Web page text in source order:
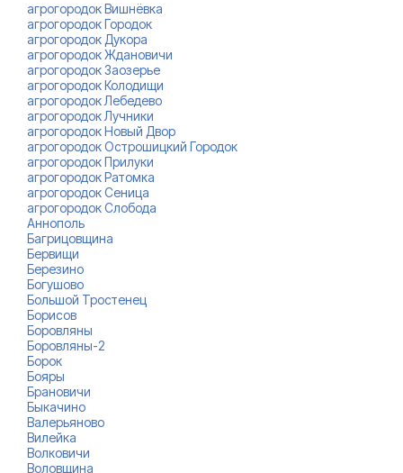
агрогородок Вишнёвка
агрогородок Городок
агрогородок Дукора
агрогородок Ждановичи
агрогородок Заозерье
агрогородок Колодищи
агрогородок Лебедево
агрогородок Лучники
агрогородок Новый Двор
агрогородок Острошицкий Городок
агрогородок Прилуки
агрогородок Ратомка
агрогородок Сеница
агрогородок Слобода
Аннополь
Багрицовщина
Бервищи
Березино
Богушово
Большой Тростенец
Борисов
Боровляны
Боровляны-2
Борок
Бояры
Брановичи
Быкачино
Валерьяново
Вилейка
Волковичи
Воловщина